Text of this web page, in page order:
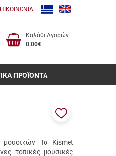
Καλάθι Αγορών
0.00€
ΠΡΟΪΟΝΤΑ
μουσικών Το Kismet
τοπικές μουσικές
αγαπημένα
μου